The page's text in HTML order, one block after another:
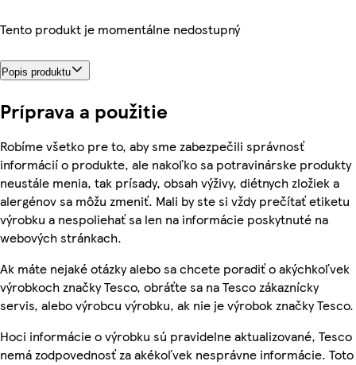
Tento produkt je momentálne nedostupný
Popis produktu
Príprava a použitie
Robíme všetko pre to, aby sme zabezpečili správnosť
informácií o produkte, ale nakoľko sa potravinárske produkty
neustále menia, tak prísady, obsah výživy, diétnych zložiek a
alergénov sa môžu zmeniť. Mali by ste si vždy prečítať etiketu
výrobku a nespoliehať sa len na informácie poskytnuté na
webových stránkach.
Ak máte nejaké otázky alebo sa chcete poradiť o akýchkoľvek
výrobkoch značky Tesco, obráťte sa na Tesco zákaznícky
servis, alebo výrobcu výrobku, ak nie je výrobok značky Tesco.
Hoci informácie o výrobku sú pravidelne aktualizované, Tesco
nemá zodpovednosť za akékoľvek nesprávne informácie. Toto